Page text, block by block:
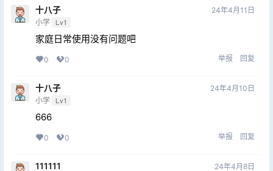
十八子
小学 Lv1
24年4月11日
家庭日常使用没有问题吧
0 0 举报 回复
十八子
小学 Lv1
24年4月10日
666
0 0 举报 回复
111111 24年4月8日